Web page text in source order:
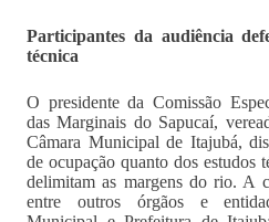
Participantes da audiência
técnica
O presidente da Comissão
das Marginais do Sapucaí,
Câmara Municipal de Itajubá,
de ocupação quanto dos estudos
delimitam as margens do rio. A
entre outros órgãos e